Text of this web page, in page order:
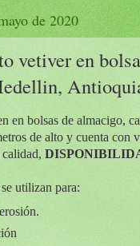
de 2020
vetiver en
en bolsas de almacigo,
de alto y cuenta con
utilizan para: